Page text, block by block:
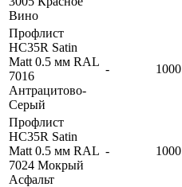
Вино
Профлист
HC35R Satin
Matt 0.5 мм RAL
7016
Антрацитово-
Серый
- 1000
Профлист
HC35R Satin
Matt 0.5 мм RAL
7024 Мокрый
Асфальт
- 1000